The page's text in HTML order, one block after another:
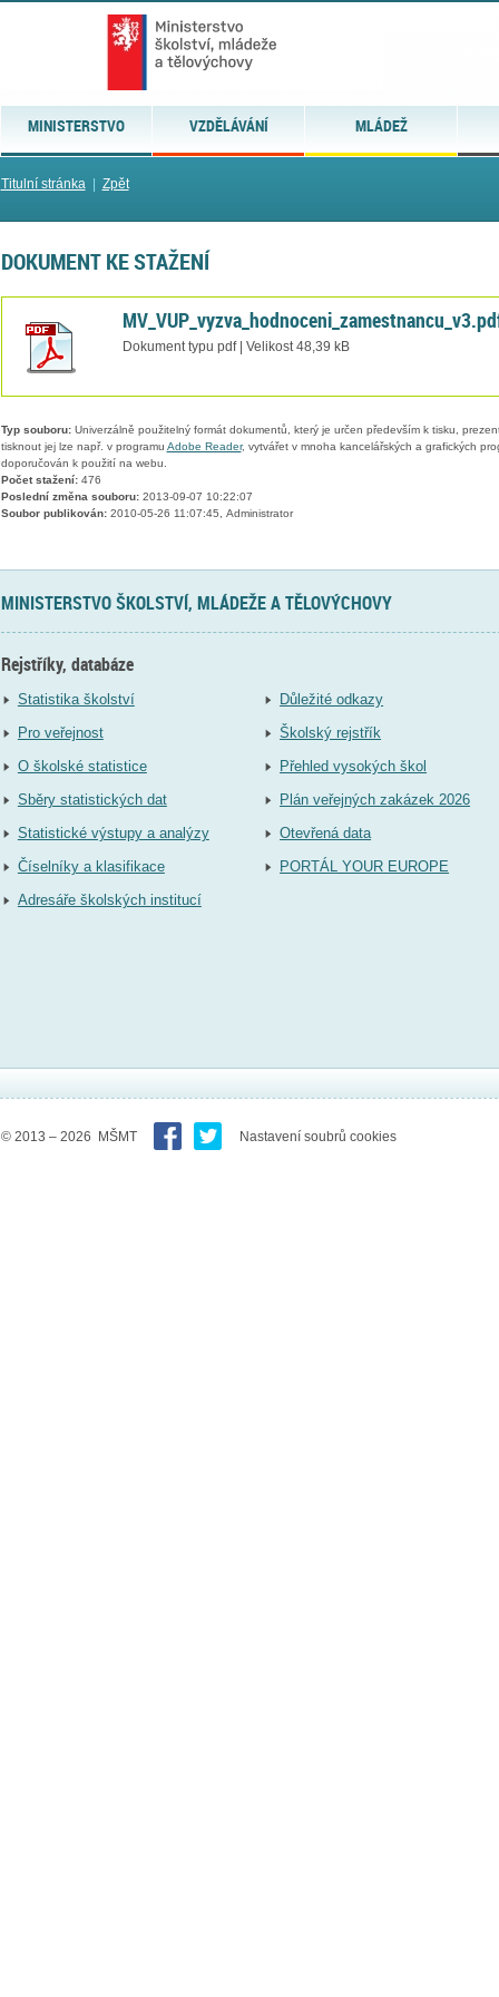
MINISTERSTVO VZDĚLÁVÁNÍ MLÁDEŽ
Titulní stránka| Zpět
DOKUMENT KE STAŽENÍ
Dokument typu pdf | Velikost 48,39 kB
Typ souboru:Univerzálně použitelný formát dokumentů, který je určen především k tisku,
tisknout jej lze např. v programu Adobe Reader, vytvářet v mnoha kancelářských a grafických
doporučován k použití na webu.
Počet stažení:476
Poslední změna souboru:2013-09-07 10:22:07
Soubor publikován:2010-05-26 11:07:45, Administrator
MINISTERSTVO ŠKOLSTVÍ, MLÁDEŽE A TĚLOVÝCHOVY
Rejstříky, databáze
Statistika školství
Pro veřejnost
O školské statistice
Sběry statistických dat
Statistické výstupy a analýzy
Číselníky a klasifikace
Adresáře školských institucí
Důležité odkazy
Školský rejstřík
Přehled vysokých škol
Plán veřejných zakázek 2026
Otevřená data
PORTÁL YOUR EUROPE
© 2013 – 2026 MŠMT Nastavení soubrů cookies